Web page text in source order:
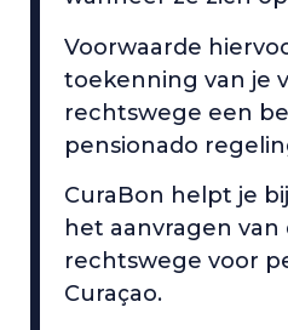
Voorwaarde
toekenning van je
rechtswege een
pensionado
CuraBon helpt je
het aanvragen
rechtswege voor
Curaçao.